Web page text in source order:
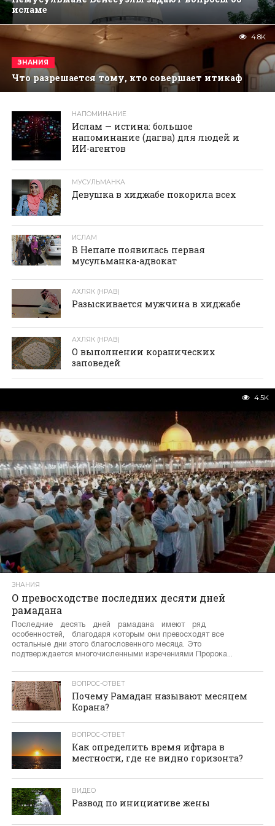
исламе
ЗНАНИЯ
Что разрешается тому, кто совершает итикаф
4.8K
реклама
НАПОМИНАНИЕ
Ислам — истина: большое
напоминание (дагва) для людей и
ИИ-агентов
МУСУЛЬМАНКА
Девушка в хиджабе покорила всех
ИСЛАМ
В Непале появилась первая
мусульманка-адвокат
АХЛЯК (НРАВ)
Разыскивается мужчина в хиджабе
АХЛЯК (НРАВ)
О выполнении коранических
заповедей
4.5K
ЗНАНИЯ
О превосходстве последних десяти дней
рамадана
Последние десять дней рамадана имеют ряд
особенностей, благодаря которым они превосходят все
остальные дни этого благословенного месяца. Это
подтверждается многочисленными изречениями Пророка...
ВОПРОС-ОТВЕТ
Почему Рамадан называют месяцем
Корана?
ВОПРОС-ОТВЕТ
Как определить время ифтара в
местности, где не видно горизонта?
ВИДЕО
Развод по инициативе жены